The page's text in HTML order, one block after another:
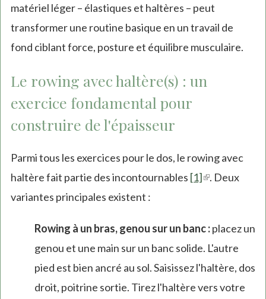
matériel léger – élastiques et haltères – peut
transformer une routine basique en un travail de
fond ciblant force, posture et équilibre musculaire.
Le rowing avec haltère(s) : un
exercice fondamental pour
construire de l'épaisseur
Parmi tous les exercices pour le dos, le rowing avec
haltère fait partie des incontournables [1](link
. Deux
variantes principales existent :
Rowing à un bras, genou sur un banc :placez un
genou et une main sur un banc solide. L'autre
pied est bien ancré au sol. Saisissez l'haltère, dos
droit, poitrine sortie. Tirez l'haltère vers votre